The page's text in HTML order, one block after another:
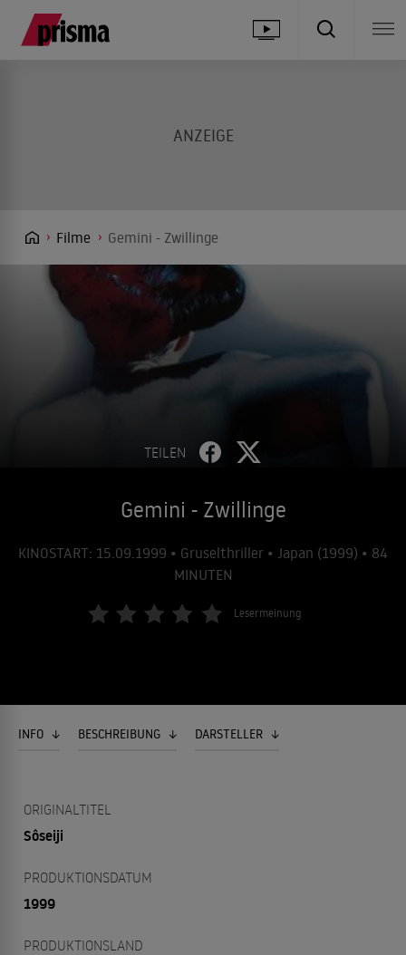
Filme Gemini - Zwillinge
TEILEN
Gemini - Zwillinge
KINOSTART: 15.09.1999 • Gruselthriller • Japan (1999) • 84
MINUTEN
Lesermeinung
INFO BESCHREIBUNG DARSTELLER
ORIGINALTITEL
Sôseiji
PRODUKTIONSDATUM
1999
PRODUKTIONSLAND